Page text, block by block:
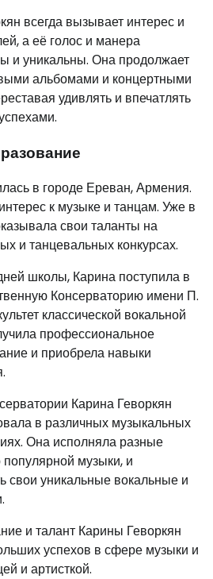
всегда вызывает интерес и
а её голос и манера
и уникальны. Она продолжает
альбомами и концертными
удивлять и впечатлять
в городе Ереван, Армения.
к музыке и танцам. Уже в
свои таланты на
и танцевальных конкурсах.
школы, Карина поступила в
Консерваторию имени П.
классической вокальной
профессиональное
и приобрела навыки
Карина Геворкян
в различных музыкальных
Она исполняла разные
музыки, и
свои уникальные вокальные и
и талант Карины Геворкян
успехов в сфере музыки и
и артисткой.